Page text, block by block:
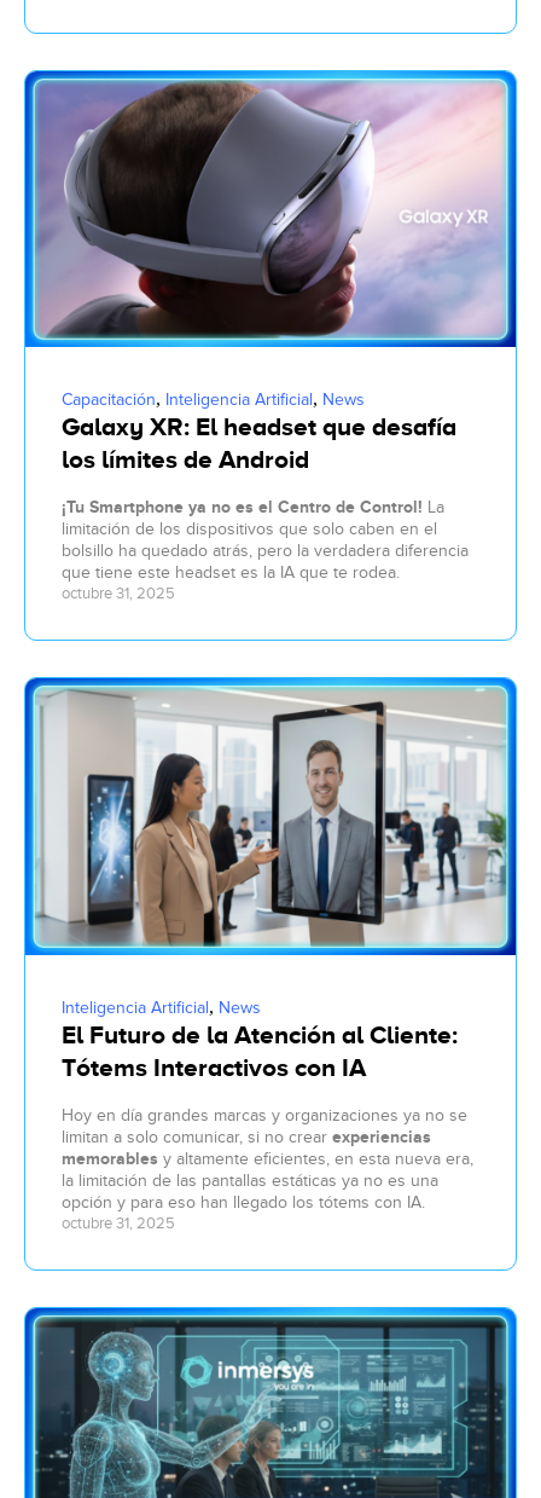
Capacitación, Inteligencia Artificial, News
Galaxy XR: El headset que desafía
los límites de Android
¡Tu Smartphone ya no es el Centro de Control! La
limitación de los dispositivos que solo caben en el
bolsillo ha quedado atrás, pero la verdadera diferencia
que tiene este headset es la IA que te rodea.
octubre 31, 2025
Inteligencia Artificial, News
El Futuro de la Atención al Cliente:
Tótems Interactivos con IA
Hoy en día grandes marcas y organizaciones ya no se
limitan a solo comunicar, si no crear experiencias
memorables y altamente eficientes, en esta nueva era,
la limitación de las pantallas estáticas ya no es una
opción y para eso han llegado los tótems con IA.
octubre 31, 2025